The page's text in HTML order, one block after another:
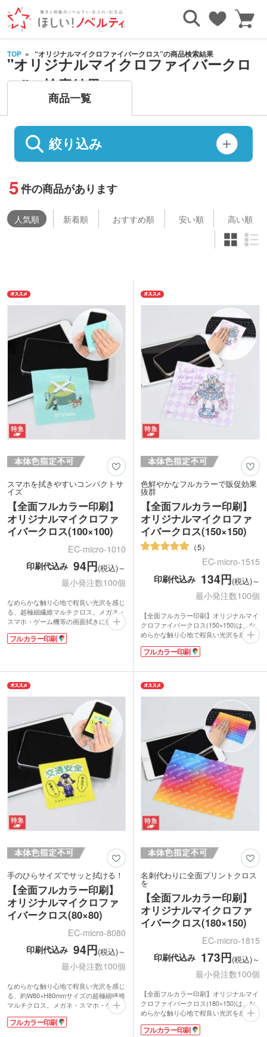
TOP “オリジナルマイクロファイバークロス”の商品検索結果
"オリジナルマイクロファイバークロ
ス"の検索結果
商品一覧
絞り込み
5件の商品があります
人気順 新着順 おすすめ順 安い順 高い順
スマホを拭きやすいコンパクトサ
イズ
【全面フルカラー印刷】
オリジナルマイクロファ
イバークロス(100×100)
EC-micro-1010
印刷代込み 94円(税込)～
最小発注数100個
なめらかな触り心地で程良い光沢を感じ
る、超極細繊維マルチクロス。メガネ・
スマホ・ゲーム機等の画面拭きに使えま
す。指紋や油膜を洗剤無しで、乾拭きす
るだけでキレイに拭き取れます。速乾性
キャンペーンの景品として配りやすいの
も魅力です。アーティストやキャラクタ
ーグッズの制作、同人イベントなど、幅
広いシーンで活躍します。
フルカラー印刷
色鮮やかなフルカラーで販促効果
抜群
【全面フルカラー印刷】
オリジナルマイクロファ
イバークロス(150×150)
5
EC-micro-1515
印刷代込み 134円(税込)～
最小発注数100個
【全面フルカラー印刷】オリジナルマイ
クロファイバークロス(150×150)は、な
めらかな触り心地で程良い光沢を感じる
超極細繊維マルチクロスです。メガネ拭
きやスマホ拭き、ガラス面の油膜も乾拭
もOK!吸水量は綿の約3倍、速乾性に優
れているのでお手入れ簡単です。
全面にフルカラー印刷可能で販促効果抜
群!ポストインも可能なので非接触ノベ
ルティとしても人気です。キャンペーン
特典や来場者プレゼント、アーティスト
やキャラクターグッズ制作、同人イベン
トなど幅広いシーンでおすすめです。
フルカラー印刷
手のひらサイズでサッと拭ける！
【全面フルカラー印刷】
オリジナルマイクロファ
イバークロス(80×80)
EC-micro-8080
印刷代込み 94円(税込)～
最小発注数100個
なめらかな触り心地で程良い光沢を感じ
る、約W80×H80mmサイズの超極細繊維
マルチクロス。メガネ・スマホ・ゲーム
機等の画面拭きに使えます。指紋や油膜
を洗剤無しで、乾拭きするだけでキレイ
フルカラー印刷
名刺代わりに全面プリントクロス
を
【全面フルカラー印刷】
オリジナルマイクロファ
イバークロス(180×150)
EC-micro-1815
印刷代込み 173円(税込)～
最小発注数100個
【全面フルカラー印刷】オリジナルマイ
クロファイバークロス(180×150)は、な
めらかな触り心地で程良い光沢を感じる
超極細繊維マルチクロスです。メガネや
スマホ・モニタの画面の油脂も乾拭きす
フルカラー印刷